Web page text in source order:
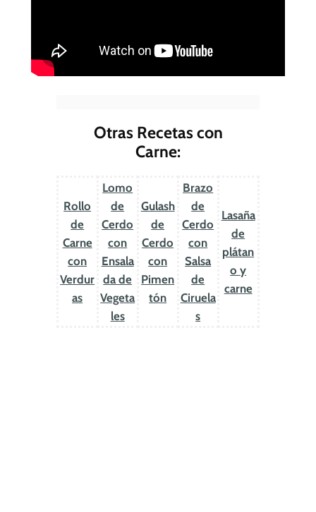
Otras Recetas con
Carne:
Rollo
de
Carne
con
Verdur
as
Lomo
de
Cerdo
con
Ensala
da de
Vegeta
les
Gulash
de
Cerdo
con
Pimen
tón
Brazo
de
Cerdo
con
Salsa
de
Ciruela
s
Lasaña
de
plátan
o y
carne